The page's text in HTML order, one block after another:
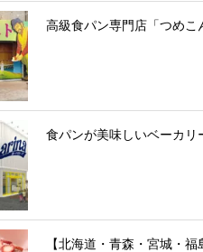
高級食パン専門店「つめこ
食パンが美味しいベーカリ
【北海道・青森・宮城・